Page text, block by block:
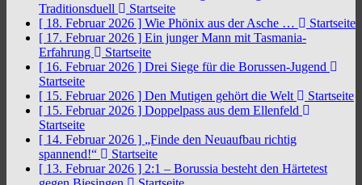
Traditionsduell
Startseite
[ 18. Februar 2026 ] Wie Phönix aus der Asche …
Startseite
[ 17. Februar 2026 ] Ein junger Mann mit Tasmania-
Erfahrung
Startseite
[ 16. Februar 2026 ] Drei Siege für die Borussen-Jugend
Startseite
[ 15. Februar 2026 ] Den Mutigen gehört die Welt
Startseite
[ 15. Februar 2026 ] Doppelpass aus dem Ellenfeld
Startseite
[ 14. Februar 2026 ] „Finde den Neuaufbau richtig
spannend!“
Startseite
[ 13. Februar 2026 ] 2:1 – Borussia besteht den Härtetest